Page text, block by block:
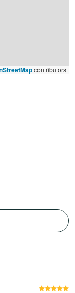
contributors